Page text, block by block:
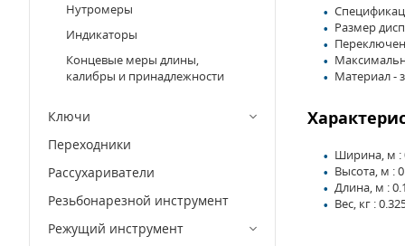
Нутромеры
Индикаторы
Концевые меры длины,
калибры и принадлежности
Ключи
Переходники
Рассухариватели
Резьбонарезной инструмент
Режущий инструмент
Размер
Материал -
Ширина, м :
Высота, м :
Длина, м :
Вес, кг :